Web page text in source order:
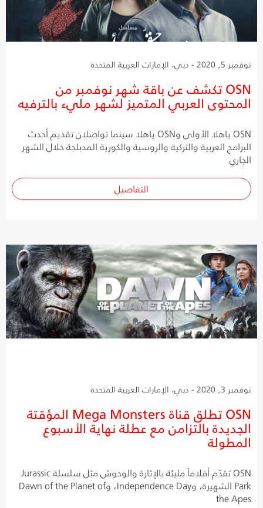
نوفمبر 5, 2020 - دبي، الإمارات العربية المتحدة
OSN تكشف عن باقة شهر نوفمبر من
المحتوى العربي المتميز لشهر مليء بالترفيه
OSN ياهلا الأولى وOSN ياهلا سينما تواصلان تقديم أحدث
البرامج العربية والتركية والروسية والكورية المدبلجة خلال الشهر
الجاري
التفاصيل
نوفمبر 3, 2020 - دبي، الإمارات العربية المتحدة
OSN تطلق قناة Mega Monsters المؤقتة
الجديدة بالتزامن مع عطلة نهاية الأسبوع
المطولة
OSN تقدّم أفلاماً مليئة بالإثارة والوحوش مثل سلسلة Jurassic
Park الشهيرة، وIndependence Day، وDawn of the Planet of
the Apes